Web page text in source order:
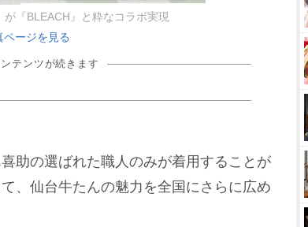
『BLEACH』と粋なコラボ実現
ページを見る
テンツが続きます
助の選ばれた職人のみが着用することが
、仙台牛たんの魅力を全国にさらに広め